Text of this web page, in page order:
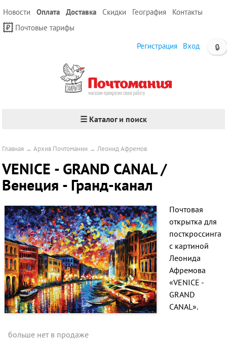
Новости Оплата Доставка Скидки География
Контакты
Почтовые тарифы
🔒
Регистрация Вход
☰ Каталог и поиск
Главная →Архив Почтомании →Леонид Афремов
VENICE - GRAND CANAL /
Венеция - Гранд-канал
Почтовая
открытка для
посткроссинга
с картиной
Леонида
Афремова
«VENICE -
GRAND
CANAL».
больше нет в продаже